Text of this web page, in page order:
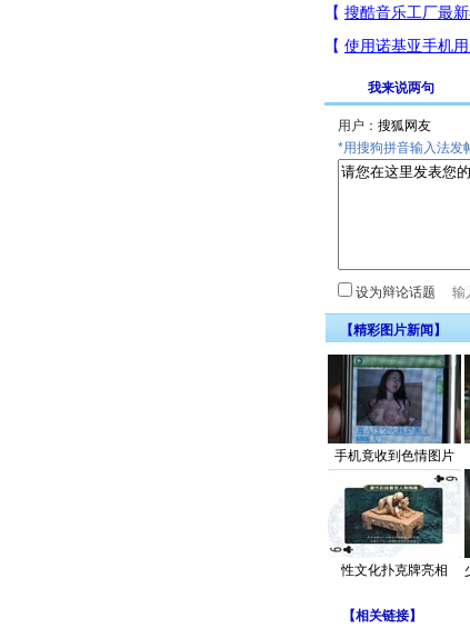
我来说两句
用户：
*用搜狗拼音输入法发
设为辩论话题
【精彩图片新闻】
手机竟收到色情图片
性文化扑克牌亮相
【相关链接】